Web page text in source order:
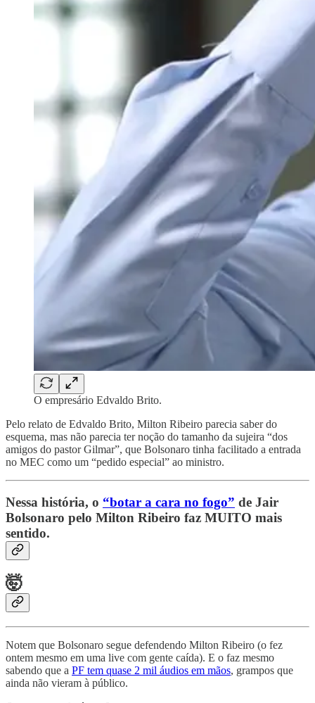
O empresário Edvaldo Brito.
Pelo relato de Edvaldo Brito, Milton Ribeiro parecia saber do
esquema, mas não parecia ter noção do tamanho da sujeira “dos
amigos do pastor Gilmar”, que Bolsonaro tinha facilitado a entrada
no MEC como um “pedido especial” ao ministro.
Nessa história, o “botar a cara no fogo” de Jair
Bolsonaro pelo Milton Ribeiro faz MUITO mais
sentido.
🤯
Notem que Bolsonaro segue defendendo Milton Ribeiro (o fez
ontem mesmo em uma live com gente caída). E o faz mesmo
sabendo que a PF tem quase 2 mil áudios em mãos, grampos que
ainda não vieram à público.